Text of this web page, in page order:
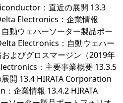
：直近の展開 13.3
Electronics：企業情報
動ウェハーソーター製品ポー
Electronics：自動ウェハー
よびグロスマージン（2019年
：主要事業概要 13.3.5
開 13.4 HIRATA Corporation
企業情報 13.4.2 HIRATA